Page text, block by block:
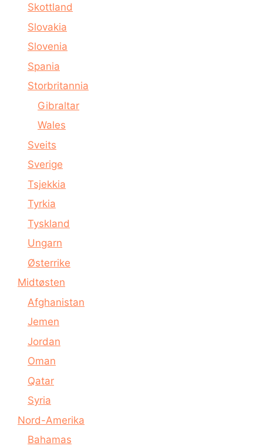
Skottland
Slovakia
Slovenia
Spania
Storbritannia
Gibraltar
Wales
Sveits
Sverige
Tsjekkia
Tyrkia
Tyskland
Ungarn
Østerrike
Midtøsten
Afghanistan
Jemen
Jordan
Oman
Qatar
Syria
Nord-Amerika
Bahamas